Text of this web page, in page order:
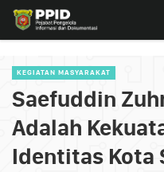
KEGIATAN MASYARAKAT
Saefuddin
Adalah
Identitas Kota